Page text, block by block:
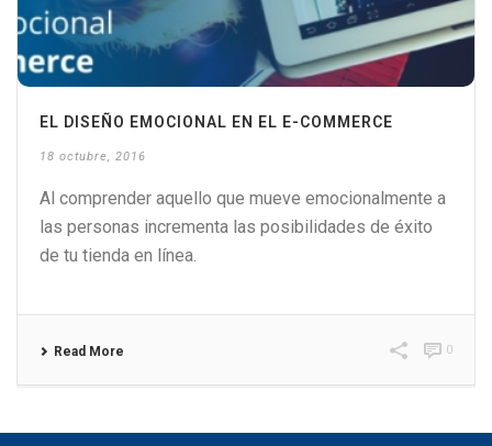
EL DISEÑO EMOCIONAL EN EL E-COMMERCE
18 octubre, 2016
Al comprender aquello que mueve emocionalmente a
las personas incrementa las posibilidades de éxito
de tu tienda en línea.
Read More 0